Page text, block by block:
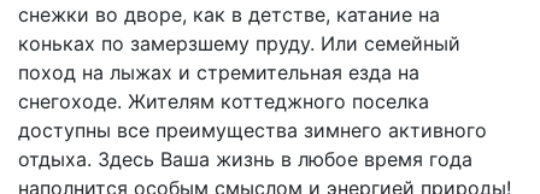
снежки во дворе, как в детстве, катание на
коньках по замерзшему пруду. Или семейный
поход на лыжах и стремительная езда на
снегоходе. Жителям коттеджного поселка
доступны все преимущества зимнего активного
отдыха. Здесь Ваша жизнь в любое время года
наполнится особым смыслом и энергией природы!